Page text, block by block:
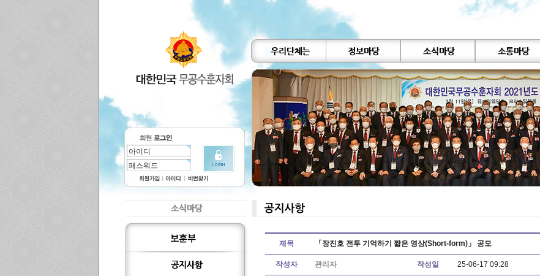
제목 「장진호 전투 기억하기 짧은 영상(Short-form)」 공모
작성자 관리자 작성일 25-06-17 09:28